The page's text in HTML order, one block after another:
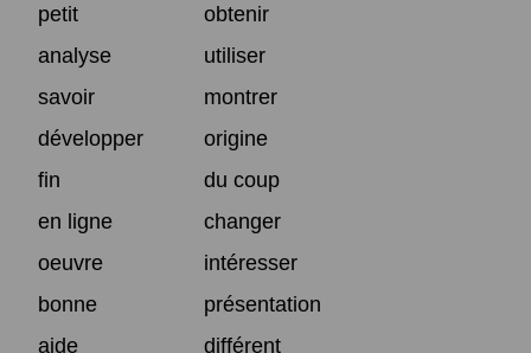
petit
obtenir
analyse
utiliser
savoir
montrer
développer
origine
fin
du coup
en ligne
changer
oeuvre
intéresser
bonne
présentation
aide
différent